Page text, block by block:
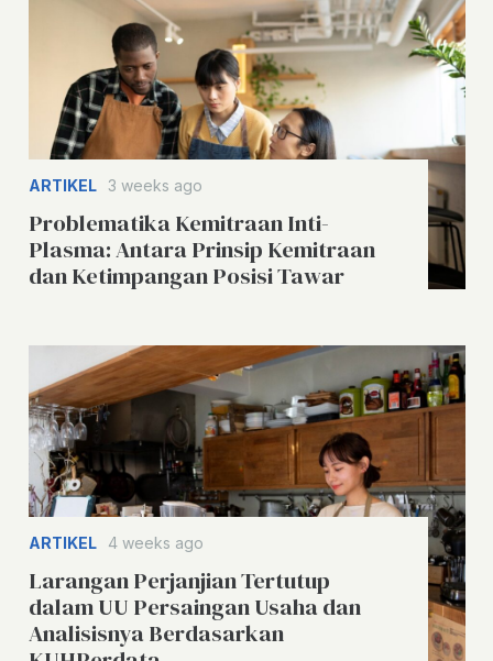
ARTIKEL 3 weeks ago
Problematika Kemitraan Inti-
Plasma: Antara Prinsip Kemitraan
dan Ketimpangan Posisi Tawar
ARTIKEL 4 weeks ago
Larangan Perjanjian Tertutup
dalam UU Persaingan Usaha dan
Analisisnya Berdasarkan